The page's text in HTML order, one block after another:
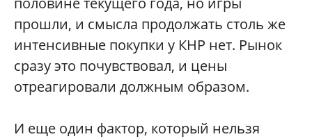
прошли, и смысла продолжать столь же
интенсивные покупки у КНР нет. Рынок
сразу это почувствовал, и цены
отреагировали должным образом.
И еще один фактор, который нельзя